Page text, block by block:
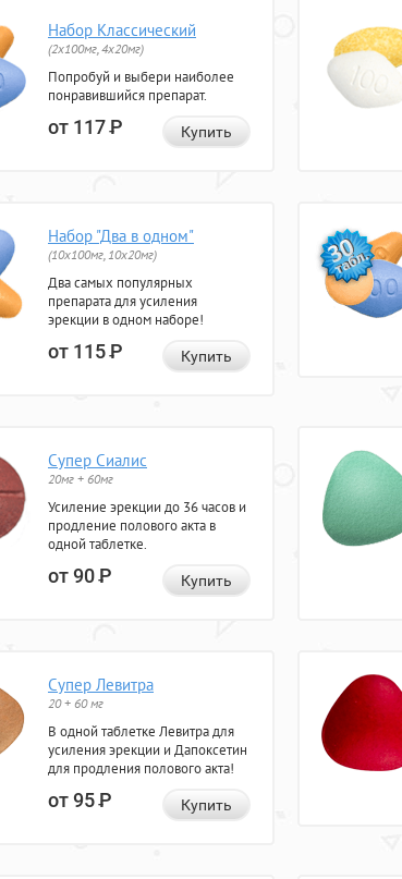
Набор Классический
(2x100мг, 4x20мг)
Попробуй и выбери наиболее
понравившийся препарат.
от 117Р Купить
Набор "Два в одном"
(10x100мг, 10x20мг)
Два самых популярных
препарата для усиления
эрекции в одном наборе!
от 115Р Купить
Супер Сиалис
20мг + 60мг
Усиление эрекции до 36 часов и
продление полового акта в
одной таблетке.
от 90Р Купить
Супер Левитра
20 + 60 мг
В одной таблетке Левитра для
усиления эрекции и Дапоксетин
для продления полового акта!
от 95Р Купить